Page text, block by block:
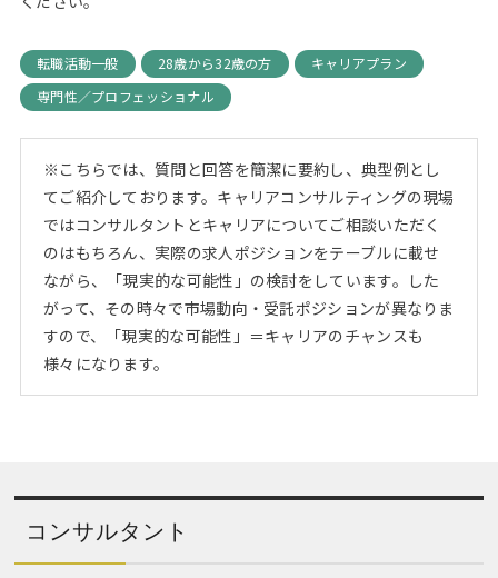
転職活動一般 28歳から32歳の方
キャリアプラン
専門性／プロフェッショナル
※こちらでは、質問と回答を簡潔に要約し、典型例とし
てご紹介しております。キャリアコンサルティングの現場
ではコンサルタントとキャリアについてご相談いただく
のはもちろん、実際の求人ポジションをテーブルに載せ
ながら、「現実的な可能性」の検討をしています。した
がって、その時々で市場動向・受託ポジションが異なりま
すので、「現実的な可能性」＝キャリアのチャンスも
様々になります。
コンサルタント